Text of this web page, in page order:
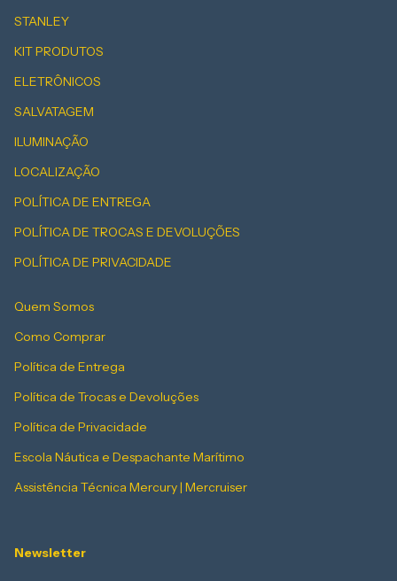
STANLEY
KIT PRODUTOS
ELETRÔNICOS
SALVATAGEM
ILUMINAÇÃO
LOCALIZAÇÃO
POLÍTICA DE ENTREGA
POLÍTICA DE TROCAS E DEVOLUÇÕES
POLÍTICA DE PRIVACIDADE
Quem Somos
Como Comprar
Política de Entrega
Política de Trocas e Devoluções
Política de Privacidade
Escola Náutica e Despachante Marítimo
Assistência Técnica Mercury | Mercruiser
Newsletter